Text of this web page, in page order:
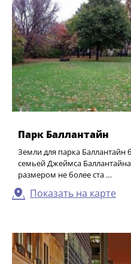
Парк Баллантайн
Земли для парка Баллантайн
семьей Джеймса
размером не более ста …
Показать на карте